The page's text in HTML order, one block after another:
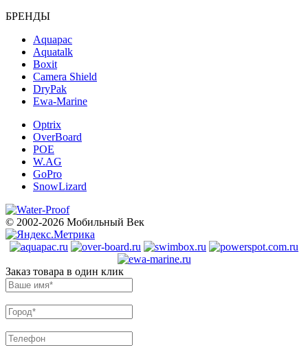
БРЕНДЫ
Aquapac
Aquatalk
Boxit
Camera Shield
DryPak
Ewa-Marine
Optrix
OverBoard
POE
W.AG
GoPro
SnowLizard
© 2002-2026 Мобильный Век
Заказ товара в один клик